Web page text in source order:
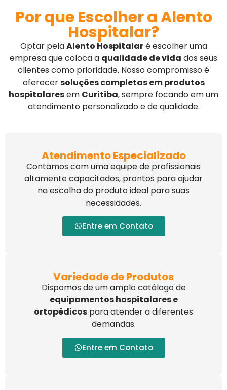
Por que Escolher a Alento
Hospitalar?
Optar pelaAlento Hospitalaré escolher uma
empresa que coloca a qualidade de vida dos seus
clientes como prioridade. Nosso compromisso é
oferecersoluções completas em produtos
hospitalaresem Curitiba, sempre focando em um
atendimento personalizado e de qualidade.
Atendimento Especializado
Contamos com uma equipe de profissionais
altamente capacitados, prontos para ajudar
na escolha do produto ideal para suas
necessidades.
Entre em Contato
Variedade de Produtos
Dispomos de um amplo catálogo de
equipamentos hospitalares e
ortopédicos para atender a diferentes
demandas.
Entre em Contato